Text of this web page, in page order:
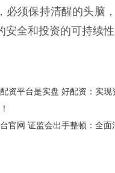
必须保持清醒的头脑
安全和投资的可持续性
资平台是实盘 好配资：实
官网 证监会出手整顿：全